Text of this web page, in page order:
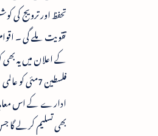
تحفظ اور ترویج کی
تقویت ملے گی ۔
کے اعلان میں یہ بھی
فلسطین 7مئی کو عالمی
ادارے کے اس
بھی تسلیم کرلے گا